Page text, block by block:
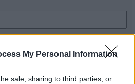
My Personal Information
sale, sharing to third parties, or